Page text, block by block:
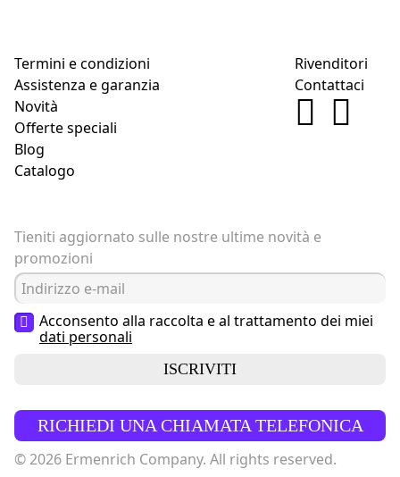
Termini e condizioni
Assistenza e garanzia
Novità
Offerte speciali
Blog
Catalogo
Rivenditori
Contattaci
Tieniti aggiornato sulle nostre ultime novità e
promozioni
Acconsento alla raccolta e al trattamento dei miei
dati personali
ISCRIVITI
RICHIEDI UNA CHIAMATA TELEFONICA
© 2026 Ermenrich Company. All rights reserved.